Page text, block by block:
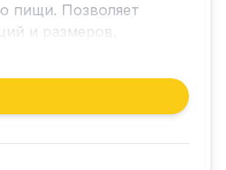
пищи. Позволяет
и размеров,
процесс на